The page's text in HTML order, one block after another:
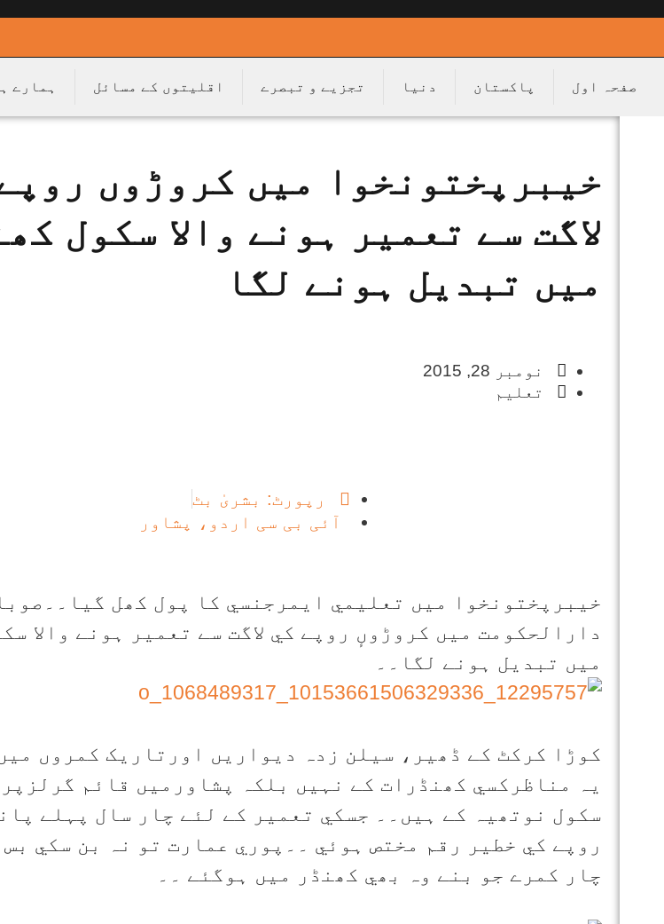
صفحہ اول پاکستان دنیا تجزیے و تبصرے اقلیتوں کے مسائل ہمارے
خيبرپختونخوا ميں کروڑوں
لاگت سے تعمير ہونے والا سکول
ميں تبديل ہونے لگا
نومبر 28, 2015
تعلیم
رپورٹ: بشریٰ بٹ
آئی بی سی اردو، پشاور
خيبرپختونخوا ميں تعليمي ايمرجنسي کا پول کھل
دارالحکومت ميں کروڑوںٕ روپے کي لاگت سے تعمير ہونے والا
ميں تبديل ہونے لگا۔۔
کوڑا کرکٹ کے ڈھير، سيلن زدہ ديواريں اورتاريک کمروں
يہ مناظرکسي کھنڈرات کے نہيں بلکہ پشاورميں قائم
سکول نوتھيہ کے ہيں۔۔ جسکي تعمير کے لئے چار سال پہلے
روپے کي خطير رقم مختص ہوئي ۔۔پوري عمارت تو نہ بن سکي
چار کمرے جو بنے وہ بھي کھنڈر ميں ہوگئے ۔۔